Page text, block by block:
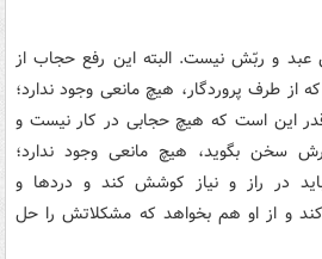
و ربّش نیست. البته این رفع حجاب از
از طرف پروردگار، هیچ مانعی وجود ندارد؛
قدر این است که هیچ حجابی در کار نیست و
سخن بگوید، هیچ مانعی وجود ندارد؛
در راز و نیاز کوشش کند و دردها و
و از او هم بخواهد که مشکلاتش را حل